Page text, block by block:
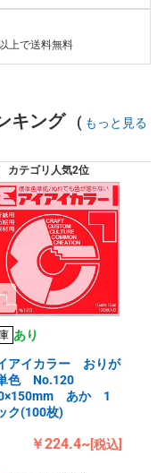
上で送料無料
キング ( もっと見る
カテゴリ人気2位
あり
アイカラー おりが
色 No.120
あか 1
ク(100枚)
￥224.4~[税込]